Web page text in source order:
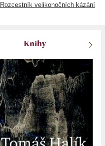
Rozcestník velikonočních kázání
Knihy